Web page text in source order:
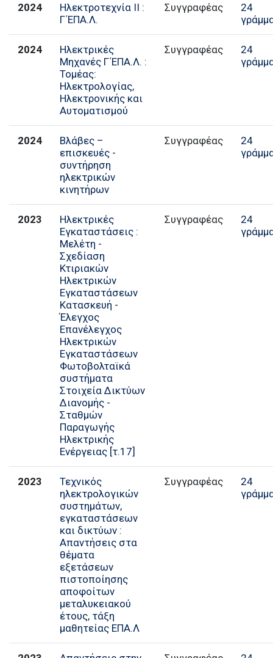
2024
Ηλεκτροτεχνία II :
Γ΄ΕΠΑ.Λ.
Συγγραφέας
24
2024
Ηλεκτρικές
Μηχανές Γ΄ΕΠΑ.Λ. :
Τομέας:
Ηλεκτρολογίας,
Ηλεκτρονικής και
Αυτοματισμού
Συγγραφέας
24
2024
Βλάβες –
επισκευές -
συντήρηση
ηλεκτρικών
κινητήρων
Συγγραφέας
24
2023
Ηλεκτρικές
Εγκαταστάσεις :
Μελέτη -
Σχεδίαση
Κτιριακών
Ηλεκτρικών
Εγκαταστάσεων
Κατασκευή -
Έλεγχος
Επανέλεγχος
Ηλεκτρικών
Εγκαταστάσεων
Φωτοβολταϊκά
συστήματα
Στοιχεία Δικτύων
Διανομής -
Σταθμών
Παραγωγής
Ηλεκτρικής
Ενέργειας [τ.17]
Συγγραφέας
24
2023
Τεχνικός
ηλεκτρολογικών
συστημάτων,
εγκαταστάσεων
και δικτύων :
Απαντήσεις στα
θέματα
εξετάσεων
πιστοποίησης
αποφοίτων
μεταλυκειακού
έτους, τάξη
μαθητείας ΕΠΑ.Λ
Συγγραφέας
24